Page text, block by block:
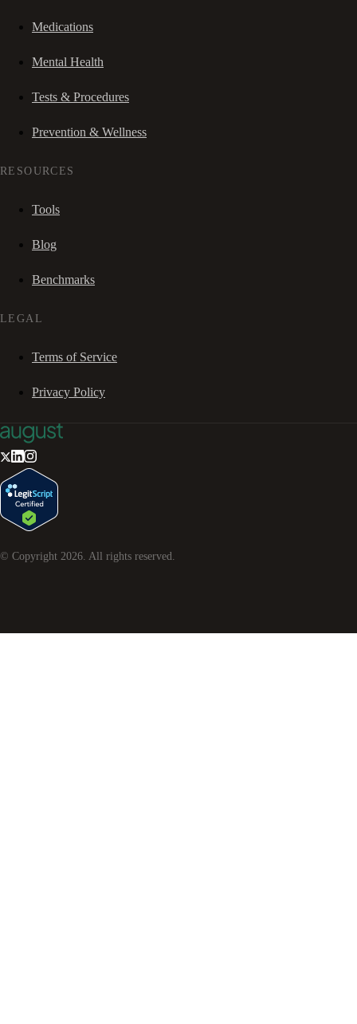
Medications
Mental Health
Tests & Procedures
Prevention & Wellness
RESOURCES
Tools
Blog
Benchmarks
LEGAL
Terms of Service
Privacy Policy
© Copyright 2026 . All rights reserved.